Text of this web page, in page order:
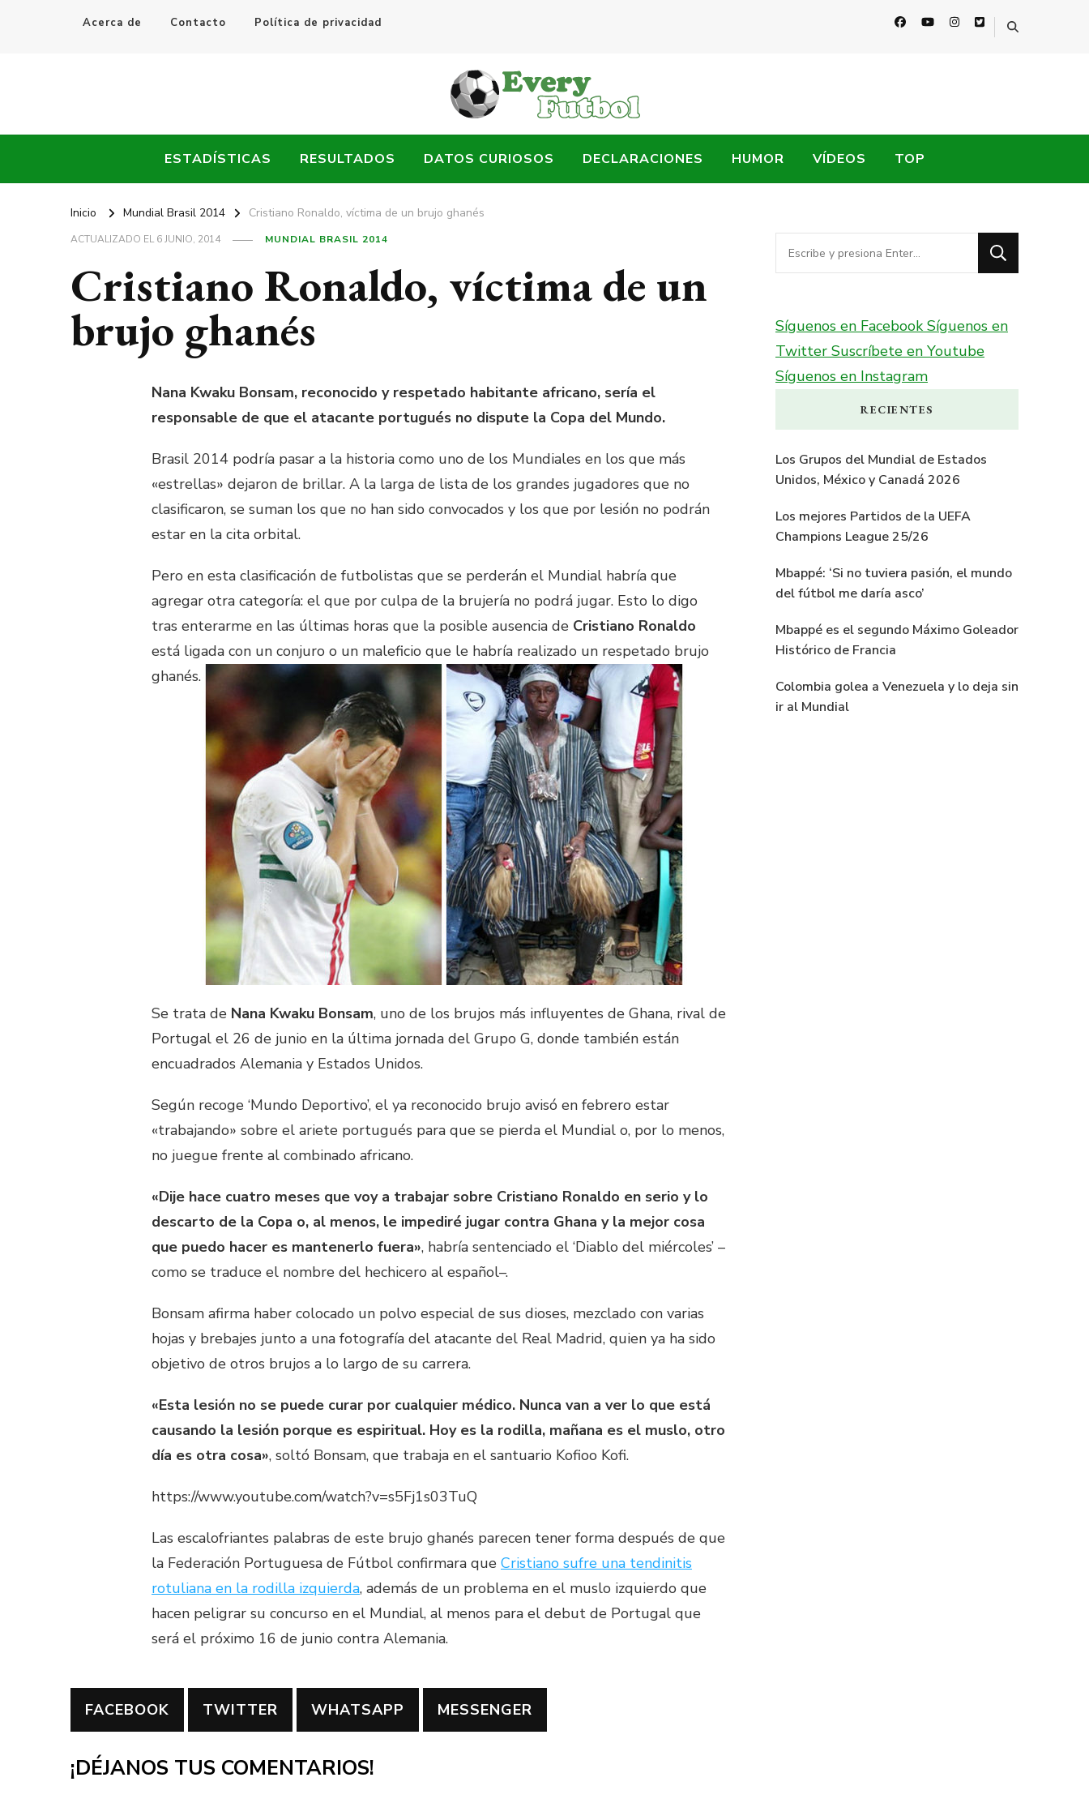
Acerca de Contacto Política de privacidad
Every Fútbol
ESTADÍSTICAS RESULTADOS DATOS CURIOSOS DECLARACIONES HUMOR VÍDEOS TOP
Inicio Mundial Brasil 2014 Cristiano Ronaldo, víctima de un brujo ghanés
ACTUALIZADO EL6 JUNIO, 2014 MUNDIAL BRASIL 2014
Cristiano Ronaldo, víctima de un
brujo ghanés
Nana Kwaku Bonsam, reconocido y respetado habitante africano, sería el
responsable de que el atacante portugués no dispute la Copa del Mundo.
Brasil 2014 podría pasar a la historia como uno de los Mundiales en los que más
«estrellas» dejaron de brillar. A la larga de lista de los grandes jugadores que no
clasificaron, se suman los que no han sido convocados y los que por lesión no podrán
estar en la cita orbital.
Pero en esta clasificación de futbolistas que se perderán el Mundial habría que
agregar otra categoría: el que por culpa de la brujería no podrá jugar. Esto lo digo
tras enterarme en las últimas horas que la posible ausencia de Cristiano Ronaldo
está ligada con un conjuro o un maleficio que le habría realizado un respetado brujo
ghanés.
Se trata de Nana Kwaku Bonsam, uno de los brujos más influyentes de Ghana, rival de
Portugal el 26 de junio en la última jornada del Grupo G, donde también están
encuadrados Alemania y Estados Unidos.
Según recoge ‘Mundo Deportivo’, el ya reconocido brujo avisó en febrero estar
«trabajando» sobre el ariete portugués para que se pierda el Mundial o, por lo menos,
no juegue frente al combinado africano.
«Dije hace cuatro meses que voy a trabajar sobre Cristiano Ronaldo en serio y lo
descarto de la Copa o, al menos, le impediré jugar contra Ghana y la mejor cosa
que puedo hacer es mantenerlo fuera», habría sentenciado el ‘Diablo del miércoles’ –
como se traduce el nombre del hechicero al español–.
Bonsam afirma haber colocado un polvo especial de sus dioses, mezclado con varias
hojas y brebajes junto a una fotografía del atacante del Real Madrid, quien ya ha sido
objetivo de otros brujos a lo largo de su carrera.
«Esta lesión no se puede curar por cualquier médico. Nunca van a ver lo que está
causando la lesión porque es espiritual. Hoy es la rodilla, mañana es el muslo, otro
día es otra cosa», soltó Bonsam, que trabaja en el santuario Kofioo Kofi.
https://www.youtube.com/watch?v=s5Fj1s03TuQ
Las escalofriantes palabras de este brujo ghanés parecen tener forma después de que
la Federación Portuguesa de Fútbol confirmara que Cristiano sufre una tendinitis
rotuliana en la rodilla izquierda, además de un problema en el muslo izquierdo que
hacen peligrar su concurso en el Mundial, al menos para el debut de Portugal que
será el próximo 16 de junio contra Alemania.
FACEBOOK TWITTER WHATSAPP MESSENGER
¡DÉJANOS TUS COMENTARIOS!
¿Buscas
algo?
Síguenos en FacebookSíguenos en
Twitter Suscríbete en Youtube
Síguenos en Instagram
RECIENTES
Los Grupos del Mundial de Estados
Unidos, México y Canadá 2026
Los mejores Partidos de la UEFA
Champions League 25/26
Mbappé: ‘Si no tuviera pasión, el mundo
del fútbol me daría asco’
Mbappé es el segundo Máximo Goleador
Histórico de Francia
Colombia golea a Venezuela y lo deja sin
ir al Mundial